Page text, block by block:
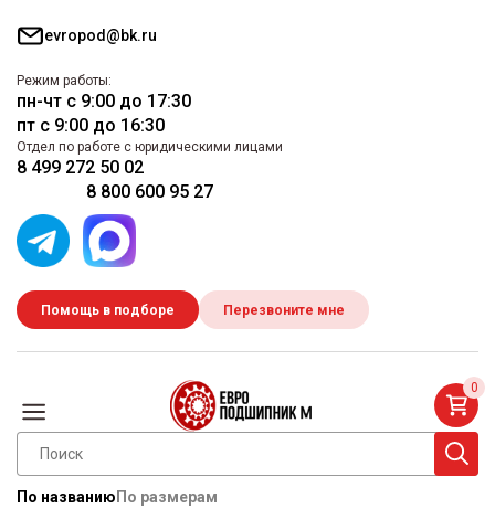
evropod@bk.ru
Режим работы:
пн-чт с 9:00 до 17:30
пт с 9:00 до 16:30
Отдел по работе с юридическими лицами
8 499 272 50 02
8 800 600 95 27
Помощь в подборе Перезвоните мне
По названию По размерам
0